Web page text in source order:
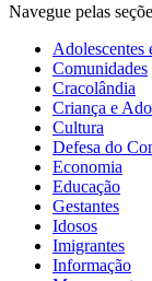
Navegue pelas
Adolescentes
Comunidades
Cracolândia
Criança e
Cultura
Defesa do
Economia
Educação
Gestantes
Idosos
Imigrantes
Informação